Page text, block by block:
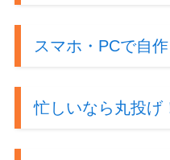
スマホ・PCで自
忙しいなら丸投げ